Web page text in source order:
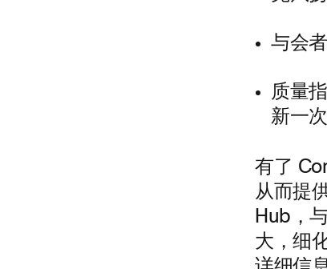
与会
质量
新一次
有了
从而提
Hub，
大，细